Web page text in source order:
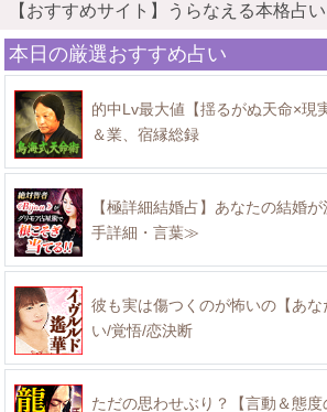
【おすすめサイト】うらなえる本格占い
本日の厳選おすすめ占い
的中Lv最大値【揺るがぬ天命×現
＆業、宿縁総録
【極詳細結婚占】あなたの結婚
手詳細・言葉≫
彼も実は傷つくのが怖いの【あ
い/覚悟/恋決断
ただの思わせぶり？【言動＆態